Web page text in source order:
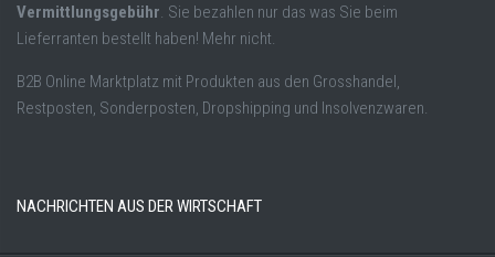
Vermittlungsgebühr. Sie bezahlen nur das was Sie beim
Lieferranten bestellt haben! Mehr nicht.
B2B Online Marktplatz mit Produkten aus den Grosshandel,
Restposten, Sonderposten, Dropshipping und Insolvenzwaren.
NACHRICHTEN AUS DER WIRTSCHAFT